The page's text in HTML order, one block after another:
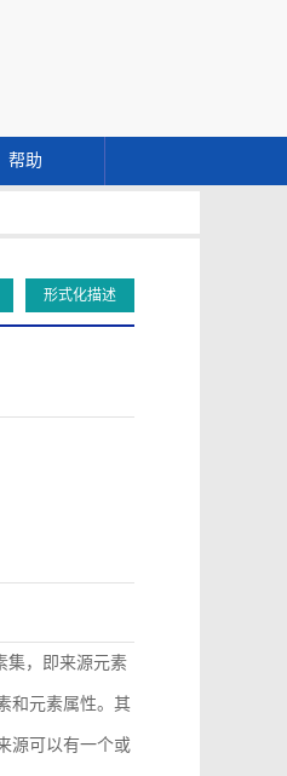
帮助
形式化描述
集，即来源元素
和元素属性。其
源可以有一个或